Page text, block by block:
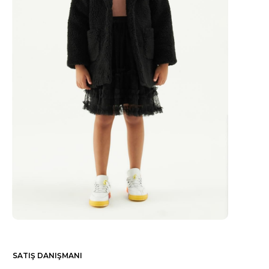
SATIŞ DANIŞMANI